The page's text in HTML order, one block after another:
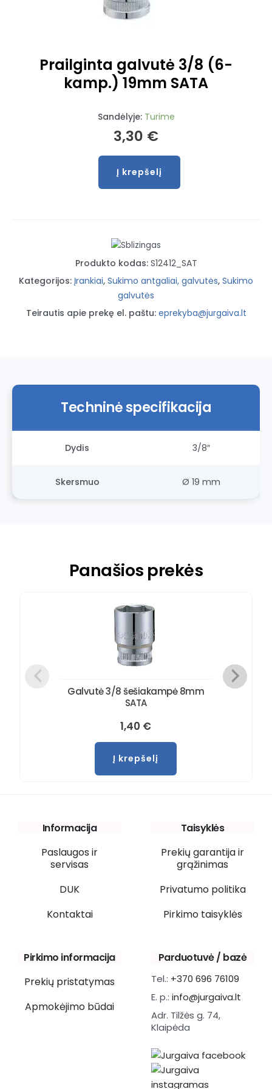
Prailginta galvutė 3/8 (6-
kamp.) 19mm SATA
Sandėlyje: Turime
3,30 €
produkto
kiekis:
kamp.)
19mm
Į krepšelį
Produkto kodas: S12412_SAT
Kategorijos: Įrankiai, Sukimo antgaliai, galvutės, Sukimo
galvutės
Teirautis apie prekę el. paštu: eprekyba@jurgaiva.lt
Techninė specifikacija
Dydis 3/8″
Skersmuo Ø 19 mm
Panašios prekės
Galvutė 3/8 šešiakampė 8mm
SATA
1,40 €
Į krepšelį
Informacija
Paslaugos ir
servisas
DUK
Kontaktai
Taisyklės
Prekių garantija ir
grąžinimas
Privatumo politika
Pirkimo taisyklės
Pirkimo informacija
Prekių pristatymas
Apmokėjimo būdai
Parduotuvė / bazė
Tel.: +370 696 76109
E. p.: info@jurgaiva.lt
Adr. Tilžės g. 74,
Klaipėda